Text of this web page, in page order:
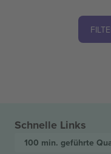
Schnelle Links
100 min. geführte